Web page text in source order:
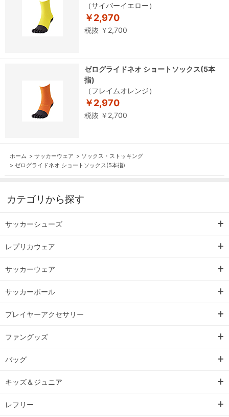
（サイバーイエロー）
￥2,970
税抜 ￥2,700
ゼログライドネオ ショートソックス(5本
指)
（フレイムオレンジ）
￥2,970
税抜 ￥2,700
ホーム > サッカーウェア > ソックス・ストッキング
> ゼログライドネオ ショートソックス(5本指)
カテゴリから探す
サッカーシューズ
レプリカウェア
サッカーウェア
サッカーボール
プレイヤーアクセサリー
ファングッズ
バッグ
キッズ＆ジュニア
レフリー